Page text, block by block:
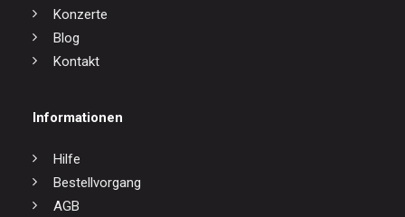
Konzerte
Blog
Kontakt
Informationen
Hilfe
Bestellvorgang
AGB